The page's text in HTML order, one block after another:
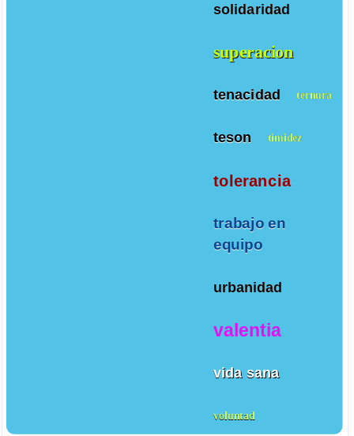
solidaridad
superacion
tenacidad ternura
teson timidez
tolerancia
trabajo en
equipo
urbanidad
valentia
vida sana
voluntad